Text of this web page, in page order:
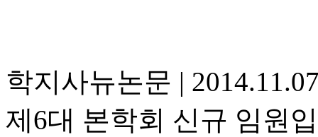
학지사뉴논문 |
제6대 본학회 신규 임원